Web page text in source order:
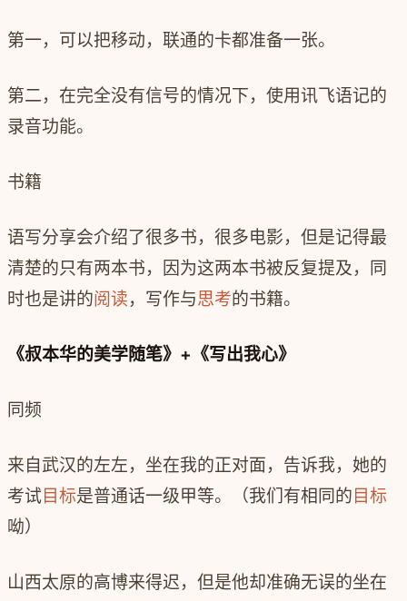
第一，可以把移动，联通的卡都准备一张。
第二，在完全没有信号的情况下，使用讯飞语记的
录音功能。
书籍
语写分享会介绍了很多书，很多电影，但是记得最
清楚的只有两本书，因为这两本书被反复提及，同
时也是讲的阅读，写作与思考的书籍。
《叔本华的美学随笔》+《写出我心》
同频
来自武汉的左左，坐在我的正对面，告诉我，她的
考试目标是普通话一级甲等。（我们有相同的 目标
呦）
山西太原的高博来得迟，但是他却准确无误的坐在